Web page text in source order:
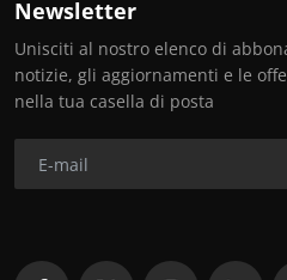
Newsletter
Unisciti al nostro elenco di
notizie, gli aggiornamenti e le
nella tua casella di posta